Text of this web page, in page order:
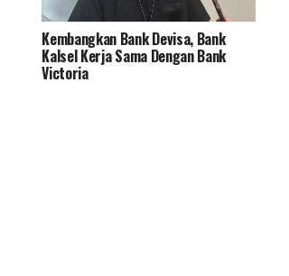
Kembangkan Bank Devisa, Bank
Kalsel Kerja Sama Dengan Bank
Victoria